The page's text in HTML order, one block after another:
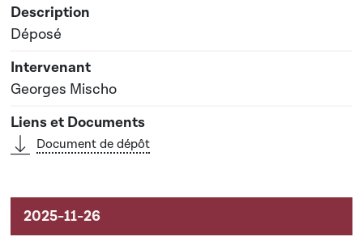
Déposé
Georges Mischo
Document de dépôt